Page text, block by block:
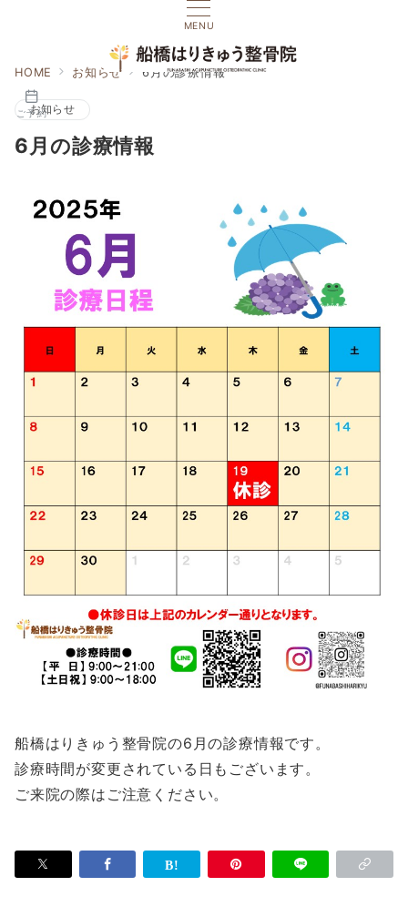
MENU
ご予約
HOME お知らせ 6月の診療情報
お知らせ
6月の診療情報
船橋はりきゅう整骨院の6月の診療情報です。
診療時間が変更されている日もございます。
ご来院の際はご注意ください。